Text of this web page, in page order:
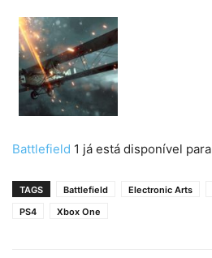
Battlefield 1 já está disponível para
TAGS Battlefield Electronic Arts
PS4
Xbox One